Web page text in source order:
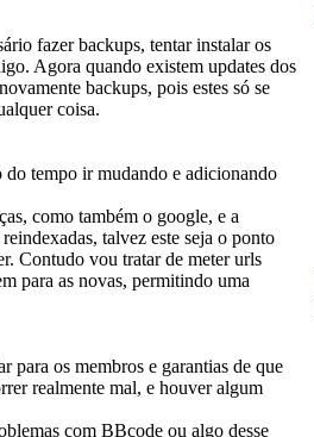
fazer backups, tentar instalar os
Agora quando existem updates dos
backups, pois estes só se
coisa.
do tempo ir mudando e adicionando
como também o google, e a
talvez este seja o ponto
Contudo vou tratar de meter urls
para as novas, permitindo uma
para os membros e garantias de que
realmente mal, e houver algum
com BBcode ou algo desse